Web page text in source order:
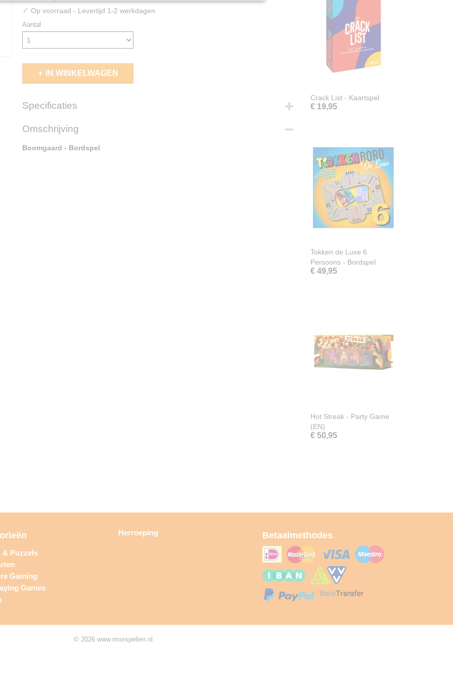
✓ Op voorraad - Levertijd 1-2 werkdagen
Aantal
IN WINKELWAGEN
Specificaties
EAN code
Omschrijving
Boomgaard - Bordspel
Crack List - Kaartspel
€ 19,95
Tokken de Luxe 6
Persoons - Bordspel
€ 49,95
Hot Streak - Party Game
(EN)
€ 50,95
& Puzzels
Gaming
Games
Herroeping Betaalmethodes
© 2026 www.moxspellen.nl